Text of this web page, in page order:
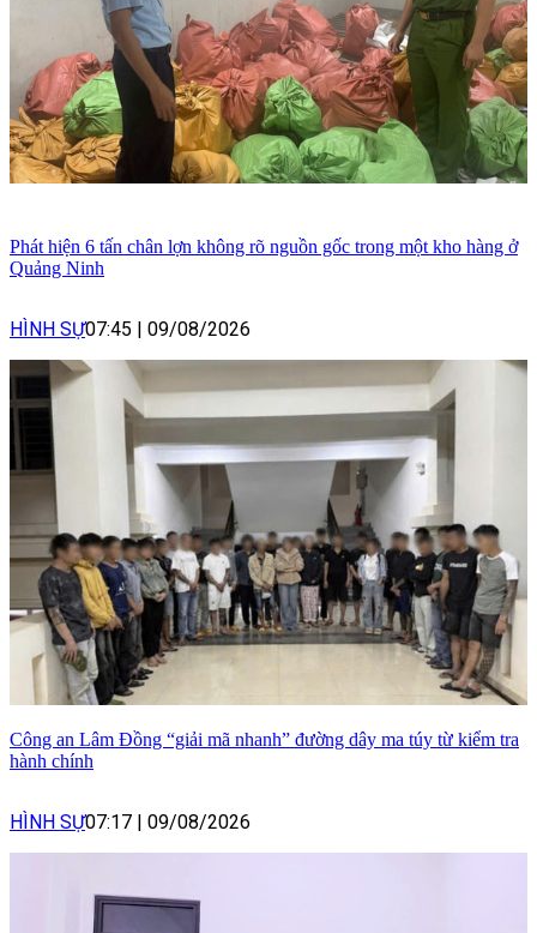
Phát hiện 6 tấn chân lợn không rõ nguồn gốc trong một kho hàng ở
Quảng Ninh
HÌNH SỰ07:45 | 09/08/2026
Công an Lâm Đồng “giải mã nhanh” đường dây ma túy từ kiểm tra
hành chính
HÌNH SỰ07:17 | 09/08/2026